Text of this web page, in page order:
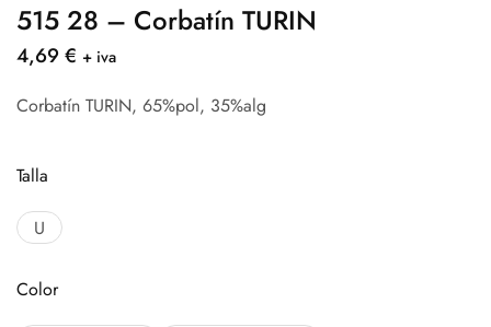
515 28 – Corbatín TURIN
4,69€ + iva
Corbatín TURIN, 65%pol, 35%alg
Talla
U
Color